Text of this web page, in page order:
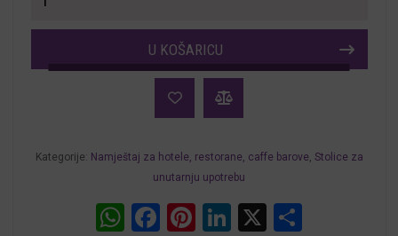
za
restorane
hotele
U KOŠARICU
Kategorije: Namještaj za hotele, restorane, caffe barove, Stolice za
unutarnju upotrebu
WhatsApp
Facebook
Pinterest
LinkedIn
X